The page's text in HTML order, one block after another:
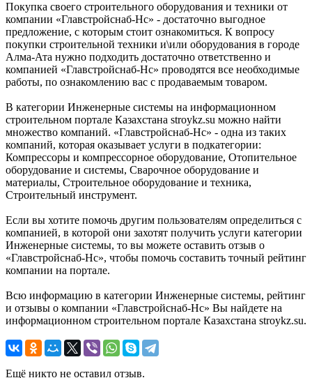
Покупка своего строительного оборудования и техники от
компании «Главстройснаб-Нс» - достаточно выгодное
предложение, с которым стоит ознакомиться. К вопросу
покупки строительной техники и\или оборудования в городе
Алма-Ата нужно подходить достаточно ответственно и
компанией «Главстройснаб-Нс» проводятся все необходимые
работы, по ознакомлению вас с продаваемым товаром.
В категории Инженерные системы на информационном
строительном портале Казахстана stroykz.su можно найти
множество компаний. «Главстройснаб-Нс» - одна из таких
компаний, которая оказывает услуги в подкатегории:
Компрессоры и компрессорное оборудование, Отопительное
оборудование и системы, Сварочное оборудование и
материалы, Строительное оборудование и техника,
Строительный инструмент.
Если вы хотите помочь другим пользователям определиться с
компанией, в которой они захотят получить услуги категории
Инженерные системы, то вы можете оставить отзыв о
«Главстройснаб-Нс», чтобы помочь составить точный рейтинг
компании на портале.
Всю информацию в категории Инженерные системы, рейтинг
и отзывы о компании «Главстройснаб-Нс» Вы найдете на
информационном строительном портале Казахстана stroykz.su.
Ещё никто не оставил отзыв.